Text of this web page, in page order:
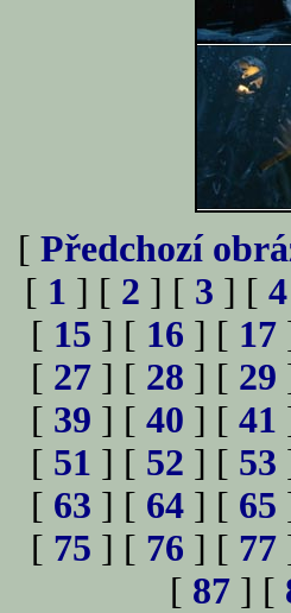
[ Předchozí
[ 1 ] [ 2 ] [ 3 ] [ 4
[ 15 ] [ 16 ] [ 17
[ 27 ] [ 28 ] [ 29
[ 39 ] [ 40 ] [ 41
[ 51 ] [ 52 ] [ 53
[ 63 ] [ 64 ] [ 65
[ 75 ] [ 76 ] [ 77
[ 87 ] [